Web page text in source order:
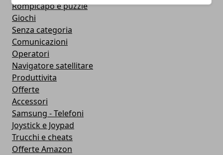
Rompicapo e puzzle
Giochi
Senza categoria
Comunicazioni
Operatori
Navigatore satellitare
Produttivita
Offerte
Accessori
Samsung - Telefoni
Joystick e Joypad
Trucchi e cheats
Offerte Amazon